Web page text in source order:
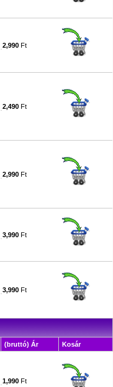
2,990 Ft
2,490 Ft
2,990 Ft
3,990 Ft
3,990 Ft
(bruttó) Ár Kosár
1,990 Ft